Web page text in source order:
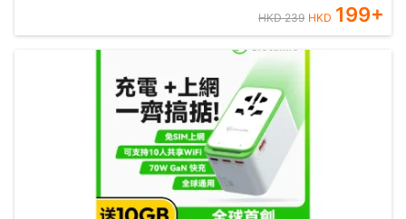
HKD239 HKD 199+